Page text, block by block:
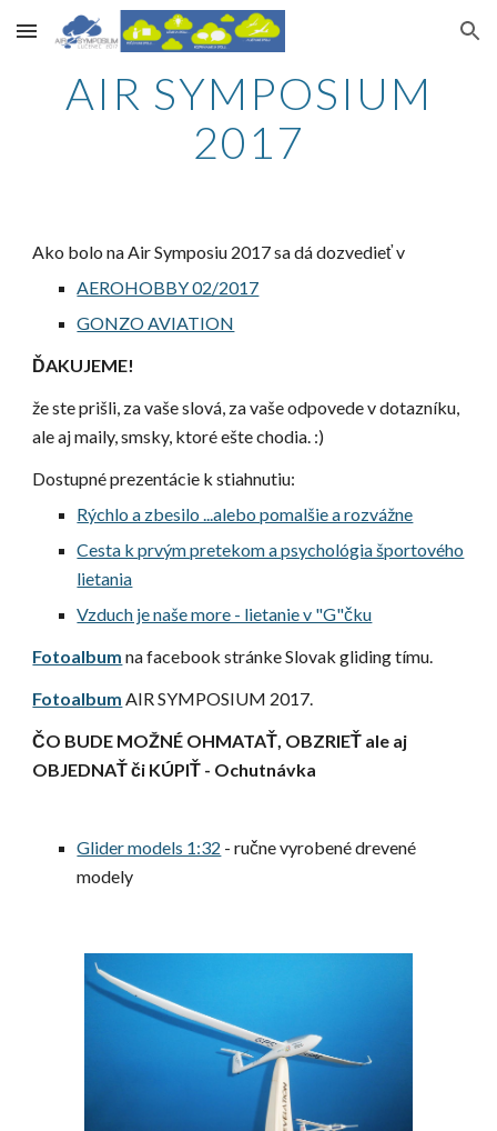
Skip to main content Skip to navigation
AIR SYMPOSIUM
2017
Ako bolo na Air Symposiu 2017 sa dá dozvedieť v
AEROHOBBY 02/2017
GONZO AVIATION
ĎAKUJEME!
že ste prišli, za vaše slová, za vaše odpovede v dotazníku,
ale aj maily, smsky, ktoré ešte chodia. :)
Dostupné prezentácie k stiahnutiu:
Rýchlo a zbesilo ...alebo pomalšie a rozvážne
Cesta k prvým pretekom a psychológia športového
lietania
Vzduch je naše more - lietanie v "G"čku
Fotoalbum na facebook stránke Slovak gliding tímu.
Fotoalbum AIR SYMPOSIUM 2017.
ČO BUDE MOŽNÉ OHMATAŤ, OBZRIEŤ ale aj
OBJEDNAŤ či KÚPIŤ - Ochutnávka
Glider models 1:32 - ručne vyrobené drevené
modely